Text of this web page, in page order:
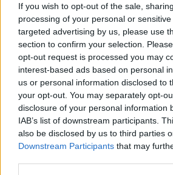
If you wish to opt-out of the sale,
processing of your personal or
targeted advertising by us, please use
section to confirm your selection.
opt-out request is processed you may
interest-based ads based on personal
us or personal information disclosed to
your opt-out. You may separately opt-
disclosure of your personal information
IAB’s list of downstream participants.
also be disclosed by us to third parties
Downstream Participants that may
utrustning.
0 kommentarer Gasa (13)
Tester: De senaste vi kört